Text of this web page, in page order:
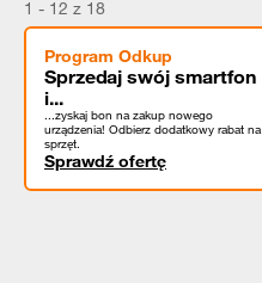
1 - 12 z 18
Program Odkup
Sprzedaj swój smartfon
i...
...zyskaj bon na zakup nowego
urządzenia! Odbierz dodatkowy rabat na
sprzęt.
Sprawdź ofertę